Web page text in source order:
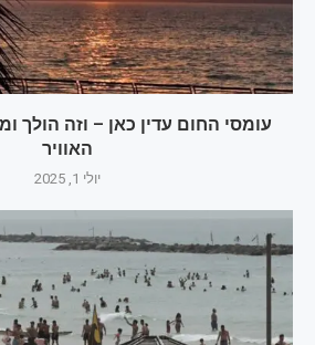
עומסי החום עדין כאן – וזה הולך
האוויר
יולי 1, 2025